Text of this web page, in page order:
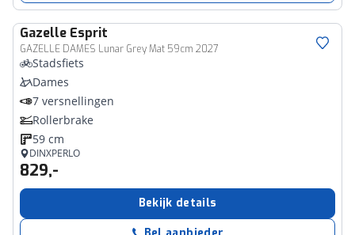
Gazelle Esprit
GAZELLE DAMES Lunar Grey Mat 59cm 2027
Stadsfiets
Dames
7 versnellingen
Rollerbrake
59 cm
DINXPERLO
829,-
Bekijk details